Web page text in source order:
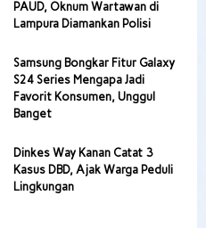
PAUD, Oknum Wartawan di
Lampura Diamankan Polisi
Samsung Bongkar Fitur Galaxy
S24 Series Mengapa Jadi
Favorit Konsumen, Unggul
Banget
Dinkes Way Kanan Catat 3
Kasus DBD, Ajak Warga Peduli
Lingkungan